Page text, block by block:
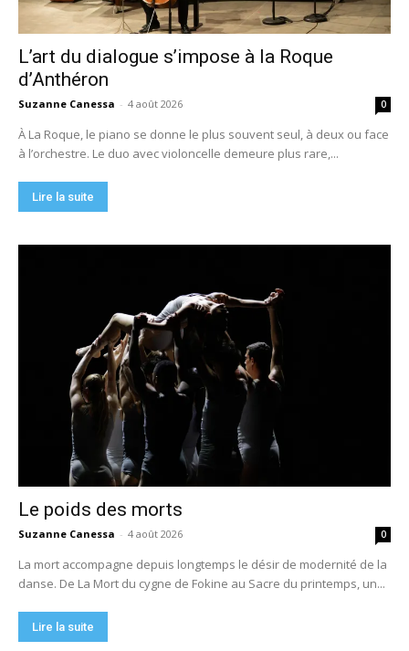
L’art du dialogue s’impose à la Roque
d’Anthéron
Suzanne Canessa - 4 août 2026 0
À La Roque, le piano se donne le plus souvent seul, à deux ou face
à l’orchestre. Le duo avec violoncelle demeure plus rare,...
Lire la suite
Le poids des morts
Suzanne Canessa - 4 août 2026 0
La mort accompagne depuis longtemps le désir de modernité de la
danse. De La Mort du cygne de Fokine au Sacre du printemps, un...
Lire la suite